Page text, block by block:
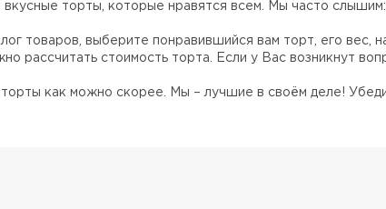
торты, которые нравятся всем. Мы часто
товаров, выберите понравившийся вам торт, его вес,
рассчитать стоимость торта. Если у Вас возникнут
как можно скорее. Мы – лучшие в своём деле!